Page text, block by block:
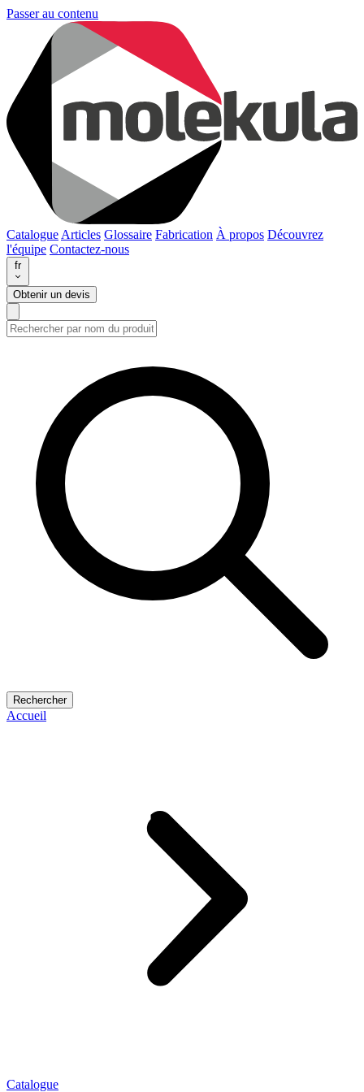
Passer au contenu
Catalogue Articles Glossaire Fabrication À propos Découvrez
l'équipe Contactez-nous
fr
Obtenir un devis
Rechercher
Accueil
Catalogue